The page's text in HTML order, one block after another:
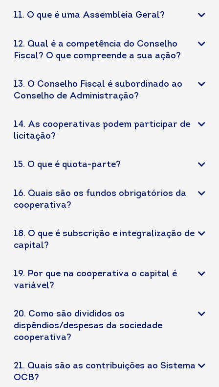
11. O que é uma Assembleia Geral?
12. Qual é a competência do Conselho
Fiscal? O que compreende a sua ação?
13. O Conselho Fiscal é subordinado ao
Conselho de Administração?
14. As cooperativas podem participar de
licitação?
15. O que é quota-parte?
16. Quais são os fundos obrigatórios da
cooperativa?
18. O que é subscrição e integralização de
capital?
19. Por que na cooperativa o capital é
variável?
20. Como são divididos os
dispêndios/despesas da sociedade
cooperativa?
21. Quais são as contribuições ao Sistema
OCB?